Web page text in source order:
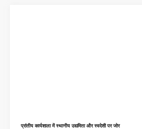
प्रांतीय कार्यशाला में स्थानीय उद्यमिता और स्वदेशी पर जोर